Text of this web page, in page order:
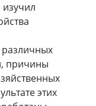
причины
этих